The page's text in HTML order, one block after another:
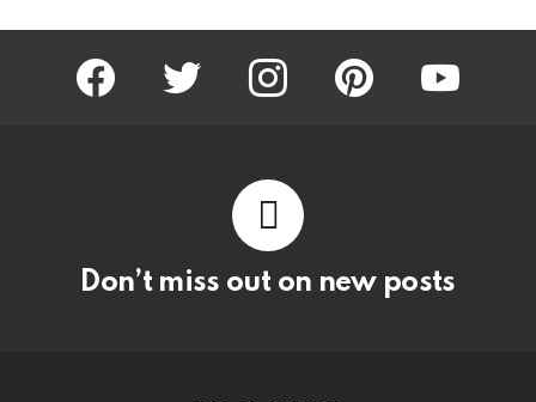
facebook twitter instagram pinterest youtube
Don’t miss out on new posts